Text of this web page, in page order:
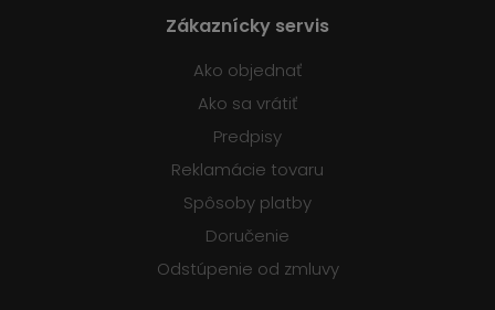
Zákaznícky servis
Ako objednať
Ako sa vrátiť
Predpisy
Reklamácie tovaru
Spôsoby platby
Doručenie
Odstúpenie od zmluvy